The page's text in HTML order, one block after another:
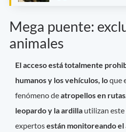
Mega puente:
animales
El acceso está totalmente
humanos y los vehículos, loque
fenómeno deatropellos en rutas.
leopardo y la ardilla utilizan
expertosestán monitoreando el